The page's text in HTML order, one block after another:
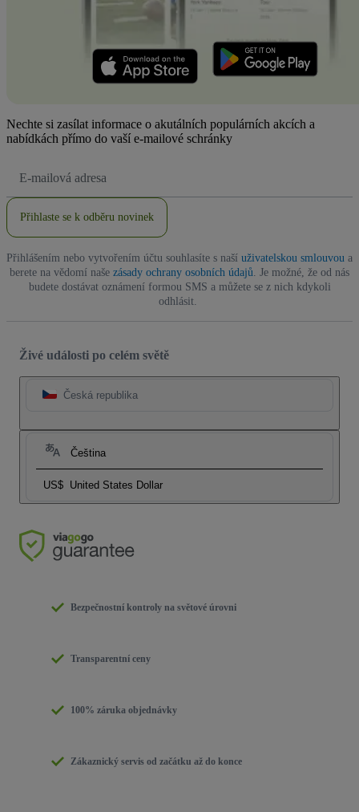
Nechte si zasílat informace o akutálních populárních akcích a
nabídkách přímo do vaší e-mailové schránky
adresa
Přihlaste se k odběru novinek
Přihlášením nebo vytvořením účtu souhlasíte s naší uživatelskou smlouvou a
berete na vědomí naše zásady ochrany osobních údajů. Je možné, že od nás
budete dostávat oznámení formou SMS a můžete se z nich kdykoli
odhlásit.
Živé události po celém světě
Česká republika
Čeština
US$ United States Dollar
Bezpečnostní kontroly na světové úrovni
Transparentní ceny
100% záruka objednávky
Zákaznický servis od začátku až do konce